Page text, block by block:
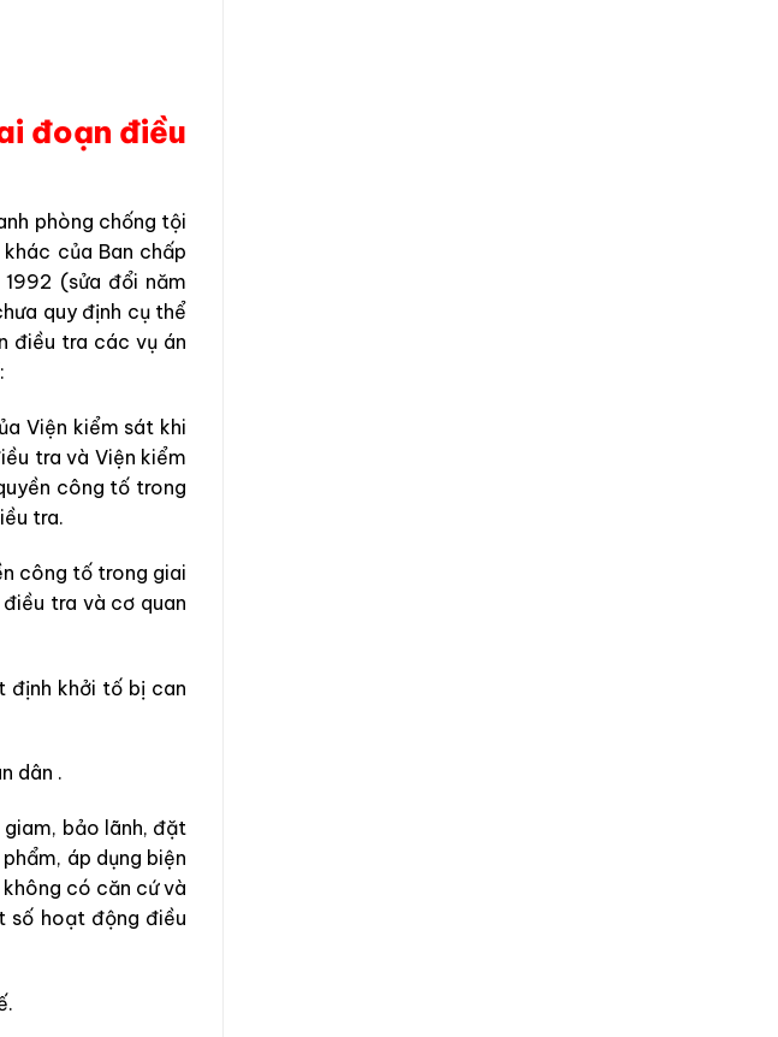
đoạn điều
h phòng chống tội
khác của Ban chấp
1992 (sửa đổi năm
quy định cụ thể
điều tra các vụ án
:
ủaViện kiểm sát khi
travà Viện kiểm
công tố trong
tra.
công tố trong giai
tra và cơ quan
định khởi tố bị can
dân .
giam, bảo lãnh, đặt
phẩm, áp dụng biện
không có căn cứvà
số hoạt động điều
.